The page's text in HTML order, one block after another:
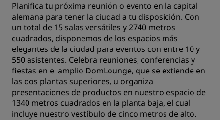
Planifica tu próxima reunión o evento en la capital
alemana para tener la ciudad a tu disposición. Con
un total de 15 salas versátiles y 2740 metros
cuadrados, disponemos de los espacios más
elegantes de la ciudad para eventos con entre 10 y
550 asistentes. Celebra reuniones, conferencias y
fiestas en el amplio DomLounge, que se extiende en
las dos plantas superiores, u organiza
presentaciones de productos en nuestro espacio de
1340 metros cuadrados en la planta baja, el cual
incluye nuestro vestíbulo de cinco metros de alto.